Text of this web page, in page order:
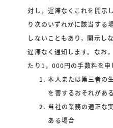
対し，遅滞なくこれを開示
り次のいずれかに該当する
しないこともあり，開示し
遅滞なく通知します。なお
たり1，000円の手数料を申
本人または第三者の
を害するおそれがあ
当社の業務の適正な
ある場合